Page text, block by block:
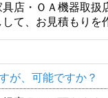
店・ＯＡ機器取
て、お見積もりを
が、可能ですか？